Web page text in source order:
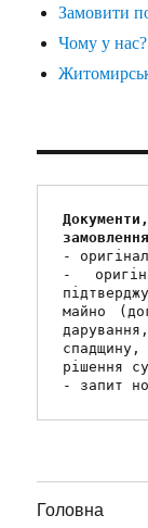
Замовити
Чому у нас?
-
-
майно
рішення
- запит
Головна